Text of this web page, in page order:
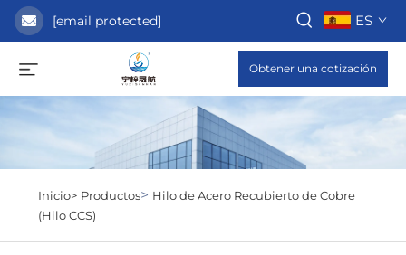
[email protected] ES
Obtener una cotización
Inicio> Productos> Hilo de Acero Recubierto de Cobre
(Hilo CCS)